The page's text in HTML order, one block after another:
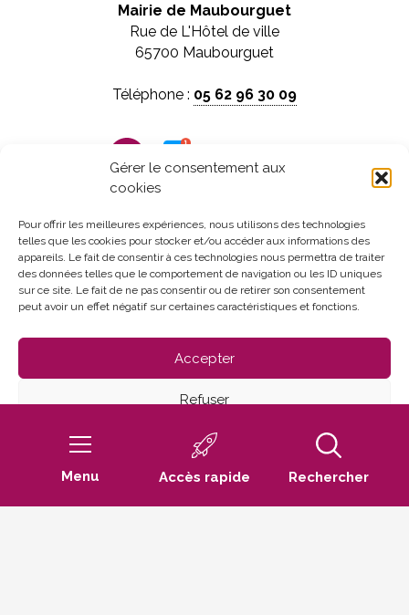
Gérer le consentement aux
cookies
Pour offrir les meilleures expériences, nous utilisons des technologies
telles que les cookies pour stocker et/ou accéder aux informations des
appareils. Le fait de consentir à ces technologies nous permettra de traiter
des données telles que le comportement de navigation ou les ID uniques
sur ce site. Le fait de ne pas consentir ou de retirer son consentement
peut avoir un effet négatif sur certaines caractéristiques et fonctions.
Accepter
Refuser
Voir les préférences
Politique de cookies
Défilez
Mairie de Maubourguet
Rue de L'Hôtel de ville
65700 Maubourguet
Téléphone : 05 62 96 30 09
Du lundi au vendredi
de 8h30 à 12h et de 13h30 à 17h30
Menu Accès rapide Rechercher
Mentions Légales
Politique de cookies (UE)